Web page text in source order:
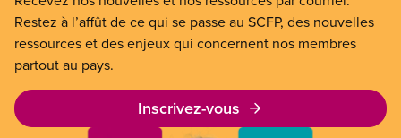
Restez à l’affût de ce qui se passe au SCFP, des nouvelles
ressources et des enjeux qui concernent nos membres
partout au pays.
Inscrivez-vous